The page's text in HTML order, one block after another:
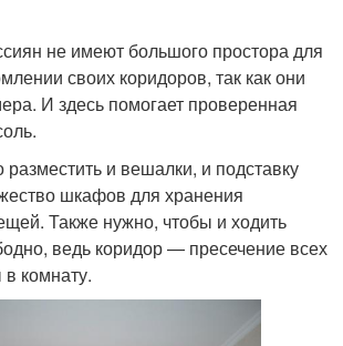
не имеют большого простора для
своих коридоров, так как они
И здесь помогает проверенная
и вешалки, и подставку
шкафов для хранения
Также нужно, чтобы и ходить
ведь коридор — пресечение всех
комнату.